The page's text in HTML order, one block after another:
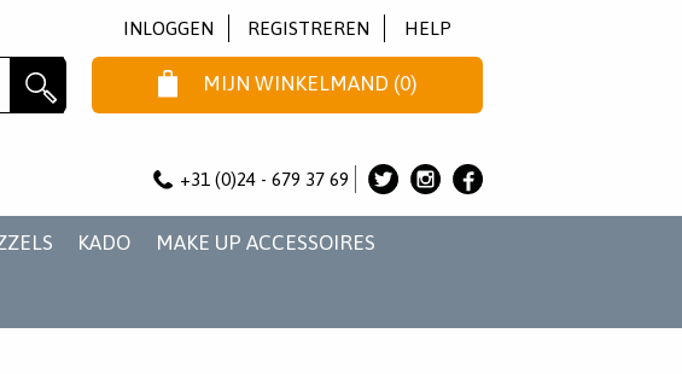
INLOGGEN REGISTREREN HELP
MIJN WINKELMAND (0)
+31 (0)24 - 679 37 69
KADO MAKE UP ACCESSOIRES
laatste